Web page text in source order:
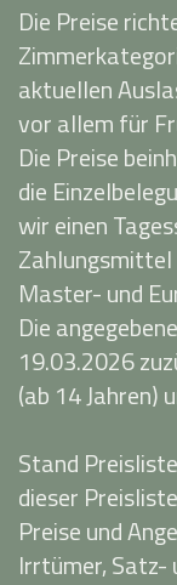
Die Preise
aktuellen
vor allem für
Die Preise
die
wir einen
Master- und
Die
19.03.2026
(ab 14 Jahren)
Stand
dieser
Preise und
Irrtümer, Satz-